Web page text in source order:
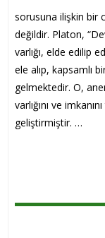
sorusuna ilişkin bir
değildir. Platon,
varlığı, elde edilip
ele alıp, kapsamlı
gelmektedir. O,
varlığını ve
geliştirmiştir. …